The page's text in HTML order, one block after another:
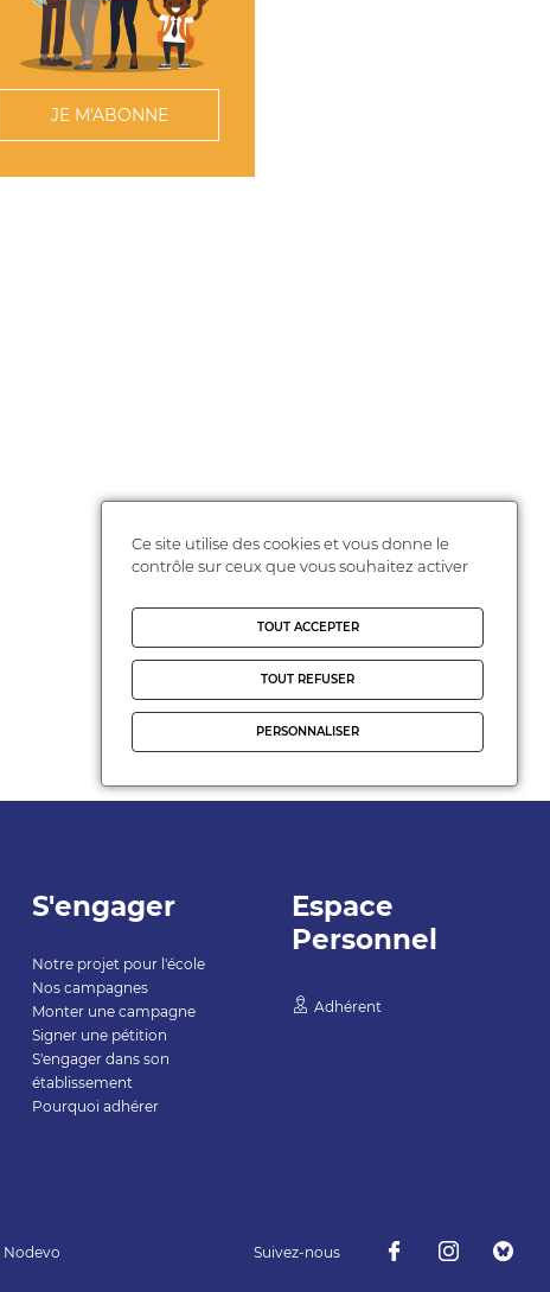
JE M'ABONNE
S'engager
Notre projet pour l'école
Nos campagnes
Monter une campagne
Signer une pétition
S'engager dans son
établissement
Pourquoi adhérer
Espace
Personnel
Adhérent
Nodevo Suivez-nous
Ce site utilise des cookies et vous donne le
contrôle sur ceux que vous souhaitez activer
TOUT ACCEPTER
TOUT REFUSER
PERSONNALISER